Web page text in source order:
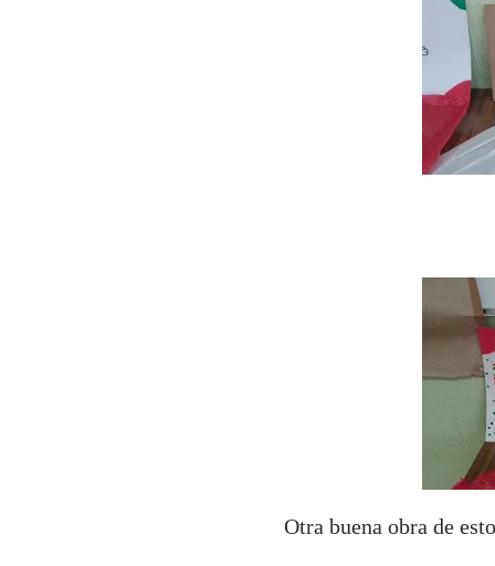
Otra buena obra de